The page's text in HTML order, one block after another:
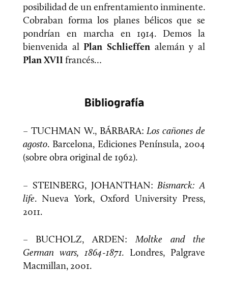
posibilidad de un enfrentamiento inminente.
Cobraban forma los planes bélicos que se
pondrían en marcha en 1914. Demos la
bienvenida alPlan Schlieffen alemán y al
Plan XVII francés…
Bibliografía
– TUCHMAN W., BÁRBARA:Los cañones de
agosto. Barcelona, Ediciones Península, 2004
(sobre obra original de 1962).
– STEINBERG, JOHANTHAN: Bismarck: A
life. Nueva York, Oxford University Press,
2011.
– BUCHOLZ, ARDEN: Moltke and the
German wars, 1864-1871. Londres, Palgrave
Macmillan, 2001.